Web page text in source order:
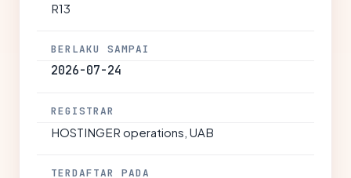
R13
BERLAKU SAMPAI
2026-07-24
REGISTRAR
HOSTINGER operations, UAB
TERDAFTAR PADA